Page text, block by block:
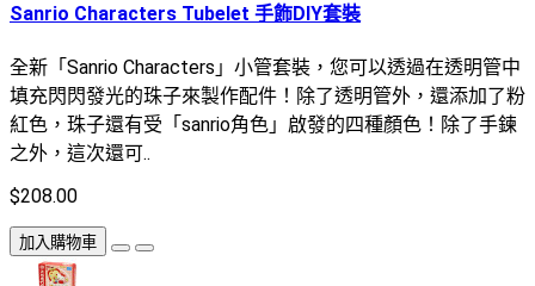
Sanrio Characters Tubelet 手飾DIY套裝
全新「Sanrio Characters」小管套裝，您可以透過在透明管中
填充閃閃發光的珠子來製作配件！除了透明管外，還添加了粉
紅色，珠子還有受「sanrio角色」啟發的四種顏色！除了手鍊
之外，這次還可..
$208.00
加入購物車